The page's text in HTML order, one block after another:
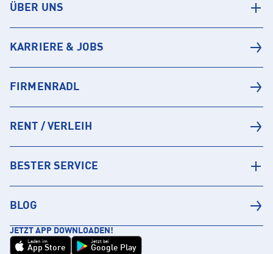
ÜBER UNS
KARRIERE & JOBS
FIRMENRADL
RENT / VERLEIH
BESTER SERVICE
BLOG
JETZT APP DOWNLOADEN!
Laden im
App Store
Jetzt bei
Google Play